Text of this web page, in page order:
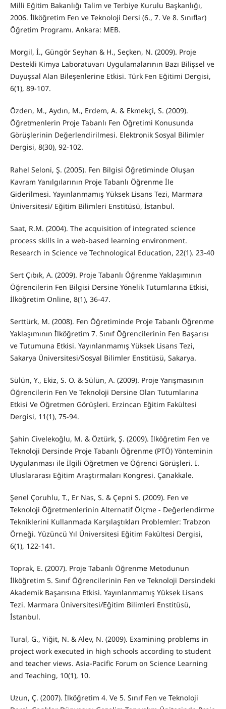
Milli Eğitim Bakanlığı Talim ve Terbiye Kurulu Başkanlığı,
2006. İlköğretim Fen ve Teknoloji Dersi (6., 7. Ve 8. Sınıflar)
Öğretim Programı. Ankara: MEB.
Morgil, İ., Güngör Seyhan & H., Seçken, N. (2009). Proje
Destekli Kimya Laboratuvarı Uygulamalarının Bazı Bilişsel ve
Duyuşsal Alan Bileşenlerine Etkisi. Türk Fen Eğitimi Dergisi,
6(1), 89-107.
Özden, M., Aydın, M., Erdem, A. & Ekmekçi, S. (2009).
Öğretmenlerin Proje Tabanlı Fen Öğretimi Konusunda
Görüşlerinin Değerlendirilmesi. Elektronik Sosyal Bilimler
Dergisi, 8(30), 92-102.
Rahel Seloni, Ş. (2005). Fen Bilgisi Öğretiminde Oluşan
Kavram Yanılgılarının Proje Tabanlı Öğrenme İle
Giderilmesi. Yayınlanmamış Yüksek Lisans Tezi, Marmara
Üniversitesi/ Eğitim Bilimleri Enstitüsü, İstanbul.
Saat, R.M. (2004). The acquisition of integrated science
process skills in a web-based learning environment.
Research in Science ve Technological Education, 22(1). 23-40
Sert Çıbık, A. (2009). Proje Tabanlı Öğrenme Yaklaşımının
Öğrencilerin Fen Bilgisi Dersine Yönelik Tutumlarına Etkisi,
İlköğretim Online, 8(1), 36-47.
Serttürk, M. (2008). Fen Öğretiminde Proje Tabanlı Öğrenme
Yaklaşımının İlköğretim 7. Sınıf Öğrencilerinin Fen Başarısı
ve Tutumuna Etkisi. Yayınlanmamış Yüksek Lisans Tezi,
Sakarya Üniversitesi/Sosyal Bilimler Enstitüsü, Sakarya.
Sülün, Y., Ekiz, S. O. & Sülün, A. (2009). Proje Yarışmasının
Öğrencilerin Fen Ve Teknoloji Dersine Olan Tutumlarına
Etkisi Ve Öğretmen Görüşleri. Erzincan Eğitim Fakültesi
Dergisi, 11(1), 75-94.
Şahin Civelekoğlu, M. & Öztürk, Ş. (2009). İlköğretim Fen ve
Teknoloji Dersinde Proje Tabanlı Öğrenme (PTÖ) Yönteminin
Uygulanması ile İlgili Öğretmen ve Öğrenci Görüşleri. I.
Uluslararası Eğitim Araştırmaları Kongresi. Çanakkale.
Şenel Çoruhlu, T., Er Nas, S. & Çepni S. (2009). Fen ve
Teknoloji Öğretmenlerinin Alternatif Ölçme - Değerlendirme
Tekniklerini Kullanmada Karşılaştıkları Problemler: Trabzon
Örneği. Yüzüncü Yıl Üniversitesi Eğitim Fakültesi Dergisi,
6(1), 122-141.
Toprak, E. (2007). Proje Tabanlı Öğrenme Metodunun
İlköğretim 5. Sınıf Öğrencilerinin Fen ve Teknoloji Dersindeki
Akademik Başarısına Etkisi. Yayınlanmamış Yüksek Lisans
Tezi. Marmara Üniversitesi/Eğitim Bilimleri Enstitüsü,
İstanbul.
Tural, G., Yiğit, N. & Alev, N. (2009). Examining problems in
project work executed in high schools according to student
and teacher views. Asia-Pacific Forum on Science Learning
and Teaching, 10(1), 10.
Uzun, Ç. (2007). İlköğretim 4. Ve 5. Sınıf Fen ve Teknoloji